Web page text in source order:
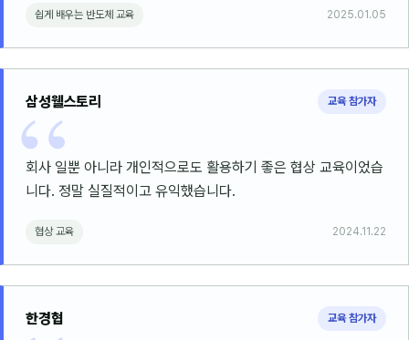
쉽게 배우는 반도체 교육 2025.01.05
삼성웰스토리 교육 참가자
회사 일뿐 아니라 개인적으로도 활용하기 좋은 협상 교육이었습
니다. 정말 실질적이고 유익했습니다.
협상 교육 2024.11.22
한경협 교육 참가자